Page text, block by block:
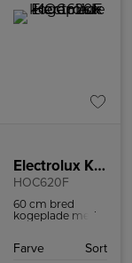
Electrolux Keramisk kogeplade
HOC620F
60 cm bred
kogeplade med
ingen ramme for
Farve
Sort